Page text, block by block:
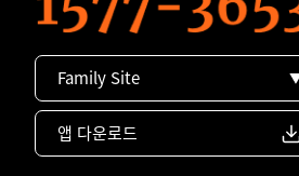
Family Site
앱 다운로드